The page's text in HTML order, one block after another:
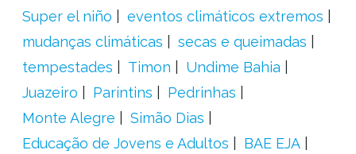
Super el niño
eventos climáticos extremos
mudanças climáticas
secas e queimadas
tempestades
Timon
Undime Bahia
Juazeiro
Parintins
Pedrinhas
Monte Alegre
Simão Dias
Educação de Jovens e Adultos
BAE EJA